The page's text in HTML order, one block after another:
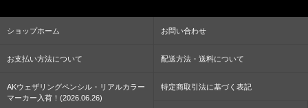
ショップホーム お問い合わせ
お支払い方法について 配送方法・送料について
AKウェザリングペンシル・リアルカラー
マーカー入荷！(2026.06.26)
特定商取引法に基づく表記